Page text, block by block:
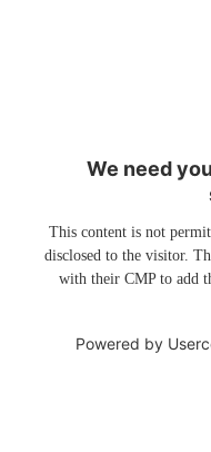
We need
This content is not
disclosed to the visitor.
with their CMP to add
Powered by